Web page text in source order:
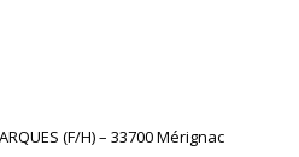
(F/H) – 33700 Mérignac